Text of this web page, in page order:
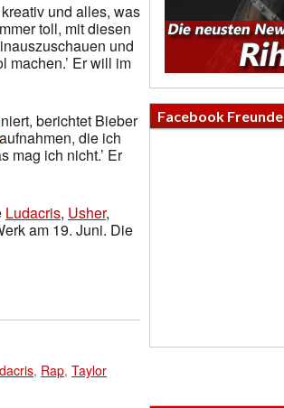
und alles, was
toll, mit diesen
und
machen.’ Er will im
berichtet Bieber
aufnahmen, die ich
mag ich nicht.’ Er
Ludacris, Usher,
am 19. Juni. Die
, Rap, Taylor
Facebook Freunde